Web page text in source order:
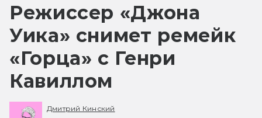
Режиссер «Джона
Уика» снимет ремейк
«Горца» с Генри
Кавиллом
Дмитрий Кинский